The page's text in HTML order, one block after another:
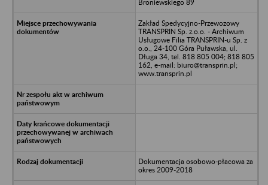
Broniewskiego 89
Zakład Spedycyjno-Przewozowy
TRANSPRIN Sp. z.o.o. - Archiwum
Usługowe Filia TRANSPRIN-u Sp. z
o.o., 24-100 Góra Puławska, ul.
Długa 34, tel. 818 805 004; 818 805
162, e-mail: biuro@transprin.pl;
www.transprin.pl
Dokumentacja osobowo-płacowa za
okres 2009-2018